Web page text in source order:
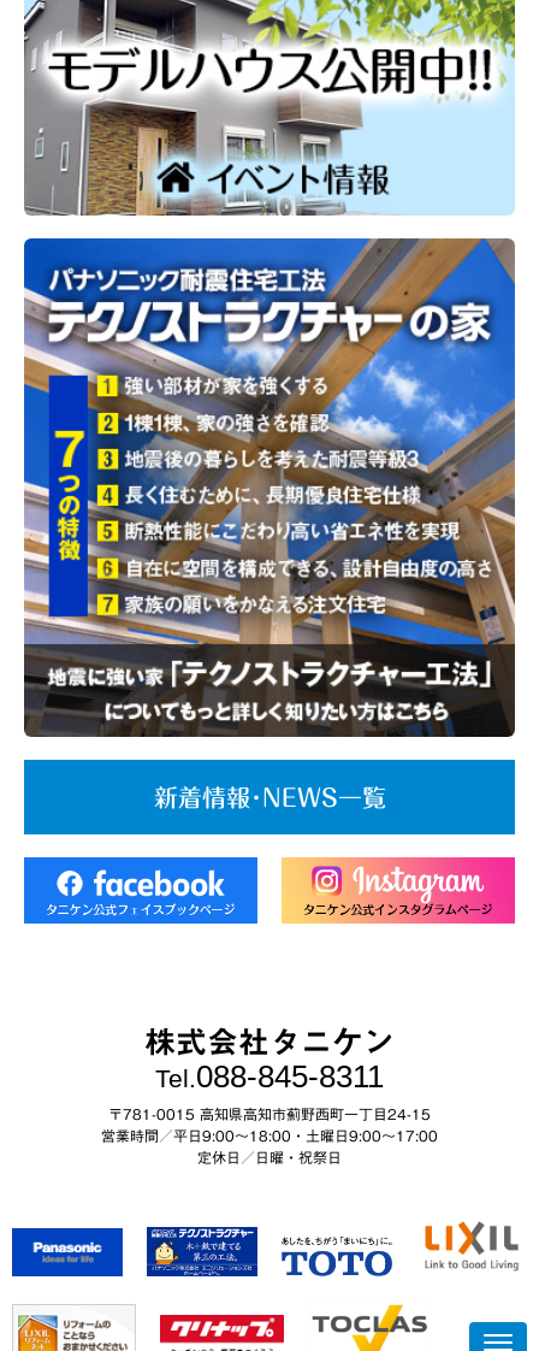
新着情報･NEWS一覧
株式会社タニケン
Tel.088-845-8311
〒781-0015 高知県高知市薊野西町一丁目24-15
営業時間／平日9:00～18:00・土曜日9:00〜17:00
定休日／日曜・祝祭日
N